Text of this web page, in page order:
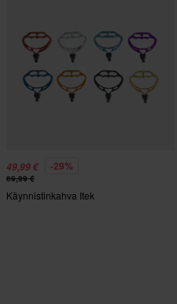
49,99 € -29%
69,99 €
Käynnistinkahva Itek